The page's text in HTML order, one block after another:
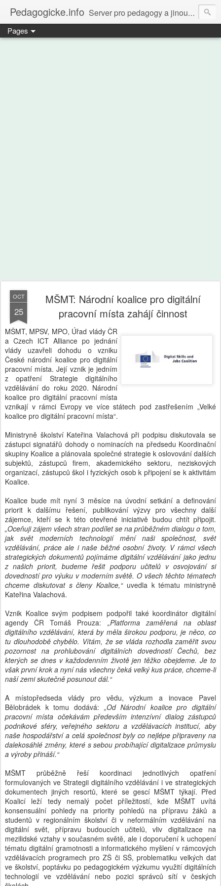
Pedagogicke.info Server pro pedagogy a jinou zvířenu
Pages
OCT
25
MŠMT: Národní koalice pro digitální
pracovní místa zahájí činnost
MŠMT, MPSV, MPO, Úřad vlády ČR
a Czech ICT Alliance po jednání
vlády uzavřeli dohodu o vzniku
České národní koalice pro digitální
pracovní místa. Její vznik je jedním
z opatření Strategie digitálního
vzdělávání do roku 2020. Národní
koalice pro digitální pracovní místa
vznikají v rámci Evropy ve více státech pod zastřešením „Velké
koalice pro digitální pracovní místa“.
Ministryně školství Kateřina Valachová při podpisu diskutovala se
zástupci signatářů dohody o nominacích na předsedu Koordinační
skupiny Koalice a plánovala společné strategie k oslovování dalších
subjektů, zástupců firem, akademického sektoru, neziskových
organizací, zástupců škol i fyzických osob k připojení se k aktivitám
Koalice.
Koalice bude mít nyní 3 měsíce na úvodní setkání a definování
priorit k dalšímu řešení, publikování výzvy pro všechny další
zájemce, kteří se k této otevřené iniciativě budou chtít připojit.
„Oceňuji zájem všech stran podílet se na průběžném dialogu o tom,
jak svět moderních technologií mění naši společnost, svět
vzdělávání, práce ale i naše běžné osobní životy. V rámci všech
strategických dokumentů pojímáme digitální vzdělávání jako jednu
z našich priorit, budeme řešit podporu učitelů v osvojování si
dovedností pro výuku v moderním světě. O všech těchto tématech
chceme diskutovat s členy Koalice,“uvedla k tématu ministryně
Kateřina Valachová.
Vznik Koalice svým podpisem podpořil také koordinátor digitální
agendy ČR Tomáš Prouza: „Platforma zaměřená na oblast
digitálního vzdělávání, která by měla širokou podporu, je něco, co
tu dlouhodobě chybělo. Vítám, že se vláda rozhodla zaměřit svou
pozornost na prohlubování digitálních dovedností Čechů, bez
kterých se dnes v každodenním životě jen těžko obejdeme. Je to
však první krok a nyní nás všechny čeká velký kus práce, chceme-li
naší zemi skutečně posunout dál.“
A místopředseda vlády pro vědu, výzkum a inovace Pavel
Bělobrádek k tomu dodává: „Od Národní koalice pro digitální
pracovní místa očekávám především intenzívní dialog zástupců
podnikové sféry, veřejného sektoru a vzdělávacích institucí, aby
naše hospodářství a celá společnost byly co nejlépe připraveny na
dalekosáhlé změny, které s sebou probíhající digitalizace průmyslu
a výroby přináší.“
MŠMT průběžně řeší koordinaci jednotlivých opatření
formulovaných ve Strategii digitálního vzdělávání i ve strategických
dokumentech jiných resortů, které se gescí MŠMT týkají. Před
Koalicí leží tedy nemalý počet příležitostí, kde MŠMT uvítá
konsensuální pohledy na priority pohledů na přípravu žáků a
studentů v regionálním školství či v neformálním vzdělávání na
digitální svět, přípravu budoucích učitelů, vliv digitalizace na
mezilidské vztahy v současném světě, ale i doporučení k uchopení
tématu digitální gramotnosti a informatického myšlení v rámcových
vzdělávacích programech pro ZŠ či SŠ, problematiku velkých dat
ve školství, poptávku po pedagogickém výzkumu využití digitálních
technologií ve vzdělávání nebo pozici správců sítí v českých